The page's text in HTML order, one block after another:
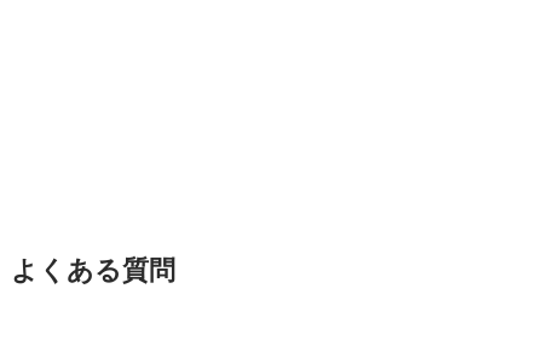
よくある質問